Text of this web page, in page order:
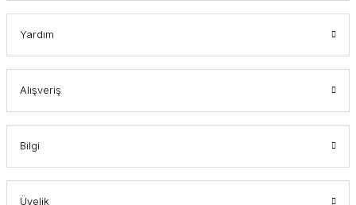
Yardım
Alışveriş
Bilgi
Üyelik